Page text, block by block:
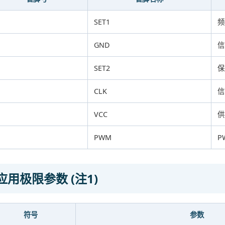
SET1
GND
SET2
CLK
VCC
PWM
用极限参数 (注1)
符号 参数